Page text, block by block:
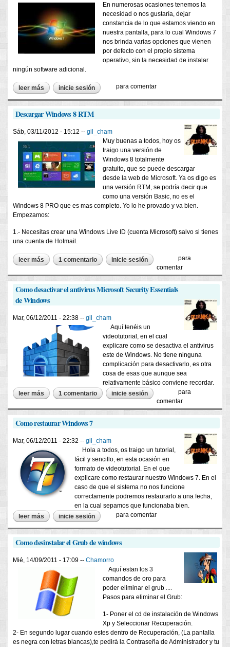
En numerosas ocasiones tenemos la
necesidad o nos gustaría, dejar
constancia de lo que estamos viendo en
nuestra pantalla, para lo cual Windows 7
nos brinda varias opciones que vienen
por defecto con el propio sistema
operativo, sin la necesidad de instalar
ningún software adicional.
leer más sobre alternativas para capturar pantalla en windows 7
inicie sesión para comentar
Descargar Windows 8 RTM
Sáb, 03/11/2012 - 15:12 -- gil_cham
Muy buenas a todos, hoy os
traigo una versión de
Windows 8 totalmente
gratuito, que se puede descargar
desde la web de Microsoft. Ya os digo es
una versión RTM, se podría decir que
como una versión Basic, no es el
Windows 8 PRO que es mas completo. Yo lo he provado y va bien.
Empezamos:
1.- Necesitas crear una Windows Live ID (cuenta Microsoft) salvo si tienes
una cuenta de Hotmail.
leer más sobre descargar windows 8 rtm
1 comentario inicie sesión
para
comentar
Como desactivar el antivirus Microsoft Security Essentials
de Windows
Mar, 06/12/2011 - 22:38 -- gil_cham
Aquí tenéis un
videotutorial, en el cual
explicare como se desactiva el antivirus
este de Windows. No tiene ninguna
complicación para desactivarlo, es otra
cosa de esas que aunque sea
relativamente básico conviene recordar.
leer más sobre como desactivar el antivirus microsoft security
essentials de windows
1 comentario inicie sesión
para
comentar
Como restaurar Windows 7
Mar, 06/12/2011 - 22:32 -- gil_cham
Hola a todos, os traigo un tutorial,
fácil y sencillo, en esta ocasión en
formato de videotutorial. En el que
explicare como restaurar nuestro Windows 7. En el
caso de que el sistema no nos funcione
correctamente podremos restaurarlo a una fecha,
en la cual sepamos que funcionaba bien.
leer más sobre como restaurar windows 7
inicie sesión para comentar
Como desinstalar el Grub de windows
Mié, 14/09/2011 - 17:09 -- Chamorro
Aquí estan los 3
comandos de oro para
poder eliminar el grub ....
Pasos para eliminar el Grub:
1- Poner el cd de instalación de Windows
Xp y Seleccionar Recuperación.
2- En segundo lugar cuando estes dentro de Recuperación, (La pantalla
es negra con letras blancas),te pedirá la Contraseña de Administrador y tu